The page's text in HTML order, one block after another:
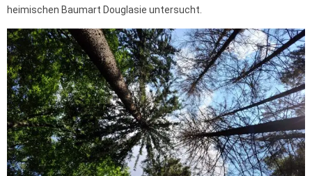
heimischen Baumart Douglasie untersucht.